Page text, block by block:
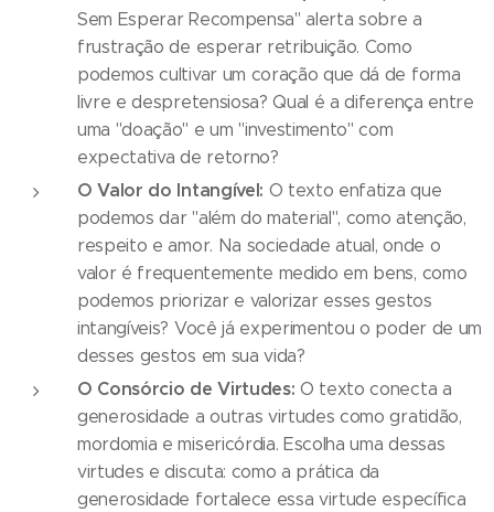
Sem Esperar Recompensa" alerta sobre a
frustração de esperar retribuição. Como
podemos cultivar um coração que dá de forma
livre e despretensiosa? Qual é a diferença entre
uma "doação" e um "investimento" com
expectativa de retorno?
O Valor do Intangível: O texto enfatiza que
podemos dar "além do material", como atenção,
respeito e amor. Na sociedade atual, onde o
valor é frequentemente medido em bens, como
podemos priorizar e valorizar esses gestos
intangíveis? Você já experimentou o poder de um
desses gestos em sua vida?
O Consórcio de Virtudes: O texto conecta a
generosidade a outras virtudes como gratidão,
mordomia e misericórdia. Escolha uma dessas
virtudes e discuta: como a prática da
generosidade fortalece essa virtude específica